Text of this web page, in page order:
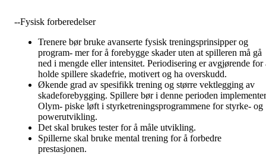
--Fysisk forberedelser
Trenere bør bruke avanserte fysisk treningsprinsipper og
program- mer for å forebygge skader uten at spilleren må gå
ned i mengde eller intensitet. Periodisering er avgjørende for
holde spillere skadefrie, motivert og ha overskudd.
Økende grad av spesifikk trening og større vektlegging av
skadeforebygging. Spillere bør i denne perioden
Olym- piske løft i styrketreningsprogrammene for styrke- og
powerutvikling.
Det skal brukes tester for å måle utvikling.
Spillerne skal bruke mental trening for å forbedre
prestasjonen.